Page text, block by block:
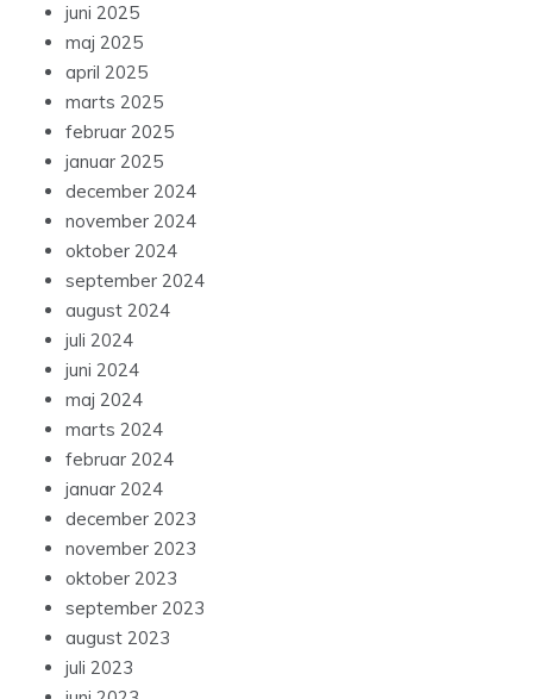
juni 2025
maj 2025
april 2025
marts 2025
februar 2025
januar 2025
december 2024
november 2024
oktober 2024
september 2024
august 2024
juli 2024
juni 2024
maj 2024
marts 2024
februar 2024
januar 2024
december 2023
november 2023
oktober 2023
september 2023
august 2023
juli 2023